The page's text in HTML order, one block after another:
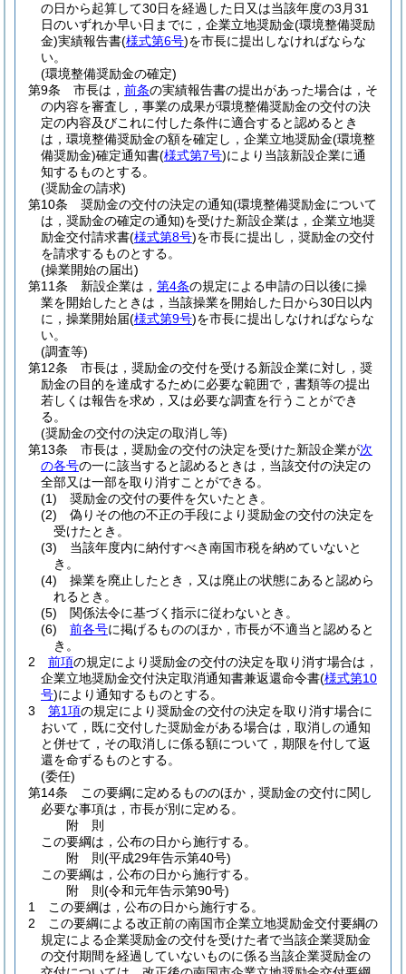
の日から起算して30日を経過した日又は当該年度の3月31
日のいずれか早い日までに，企業立地奨励金(環境整備奨励
金)実績報告書(様式第6号)を市長に提出しなければならな
い。
(環境整備奨励金の確定)
第9条
市長は， 前条の実績報告書の提出があった場合は，そ
の内容を審査し，事業の成果が環境整備奨励金の交付の決
定の内容及びこれに付した条件に適合すると認めるとき
は，環境整備奨励金の額を確定し，企業立地奨励金(環境整
備奨励金)確定通知書(様式第7号)により当該新設企業に通
知するものとする。
(奨励金の請求)
第10条
奨励金の交付の決定の通知(環境整備奨励金について
は，奨励金の確定の通知)を受けた新設企業は，企業立地奨
励金交付請求書(様式第8号)を市長に提出し，奨励金の交付
を請求するものとする。
(操業開始の届出)
第11条
新設企業は， 第4条の規定による申請の日以後に操
業を開始したときは，当該操業を開始した日から30日以内
に，操業開始届(様式第9号)を市長に提出しなければならな
い。
(調査等)
第12条
市長は，奨励金の交付を受ける新設企業に対し，奨
励金の目的を達成するために必要な範囲で，書類等の提出
若しくは報告を求め，又は必要な調査を行うことができ
る。
(奨励金の交付の決定の取消し等)
第13条
市長は，奨励金の交付の決定を受けた新設企業が次
の各号の一に該当すると認めるときは，当該交付の決定の
全部又は一部を取り消すことができる。
(1)
奨励金の交付の要件を欠いたとき。
(2)
偽りその他の不正の手段により奨励金の交付の決定を
受けたとき。
(3)
当該年度内に納付すべき南国市税を納めていないと
き。
(4)
操業を廃止したとき，又は廃止の状態にあると認めら
れるとき。
(5)
関係法令に基づく指示に従わないとき。
(6)
前各号に掲げるもののほか，市長が不適当と認めると
き。
2
前項の規定により奨励金の交付の決定を取り消す場合は，
企業立地奨励金交付決定取消通知書兼返還命令書(様式第10
号)により通知するものとする。
3
第1項の規定により奨励金の交付の決定を取り消す場合に
おいて，既に交付した奨励金がある場合は，取消しの通知
と併せて，その取消しに係る額について，期限を付して返
還を命ずるものとする。
(委任)
第14条
この要綱に定めるもののほか，奨励金の交付に関し
必要な事項は，市長が別に定める。
附 則
この要綱は，公布の日から施行する。
附 則(平成29年告示第40号)
この要綱は，公布の日から施行する。
附 則(令和元年告示第90号)
1
この要綱は，公布の日から施行する。
2
この要綱による改正前の南国市企業立地奨励金交付要綱の
規定による企業奨励金の交付を受けた者で当該企業奨励金
の交付期間を経過していないものに係る当該企業奨励金の